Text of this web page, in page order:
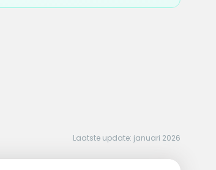
Laatste update: januari 2026